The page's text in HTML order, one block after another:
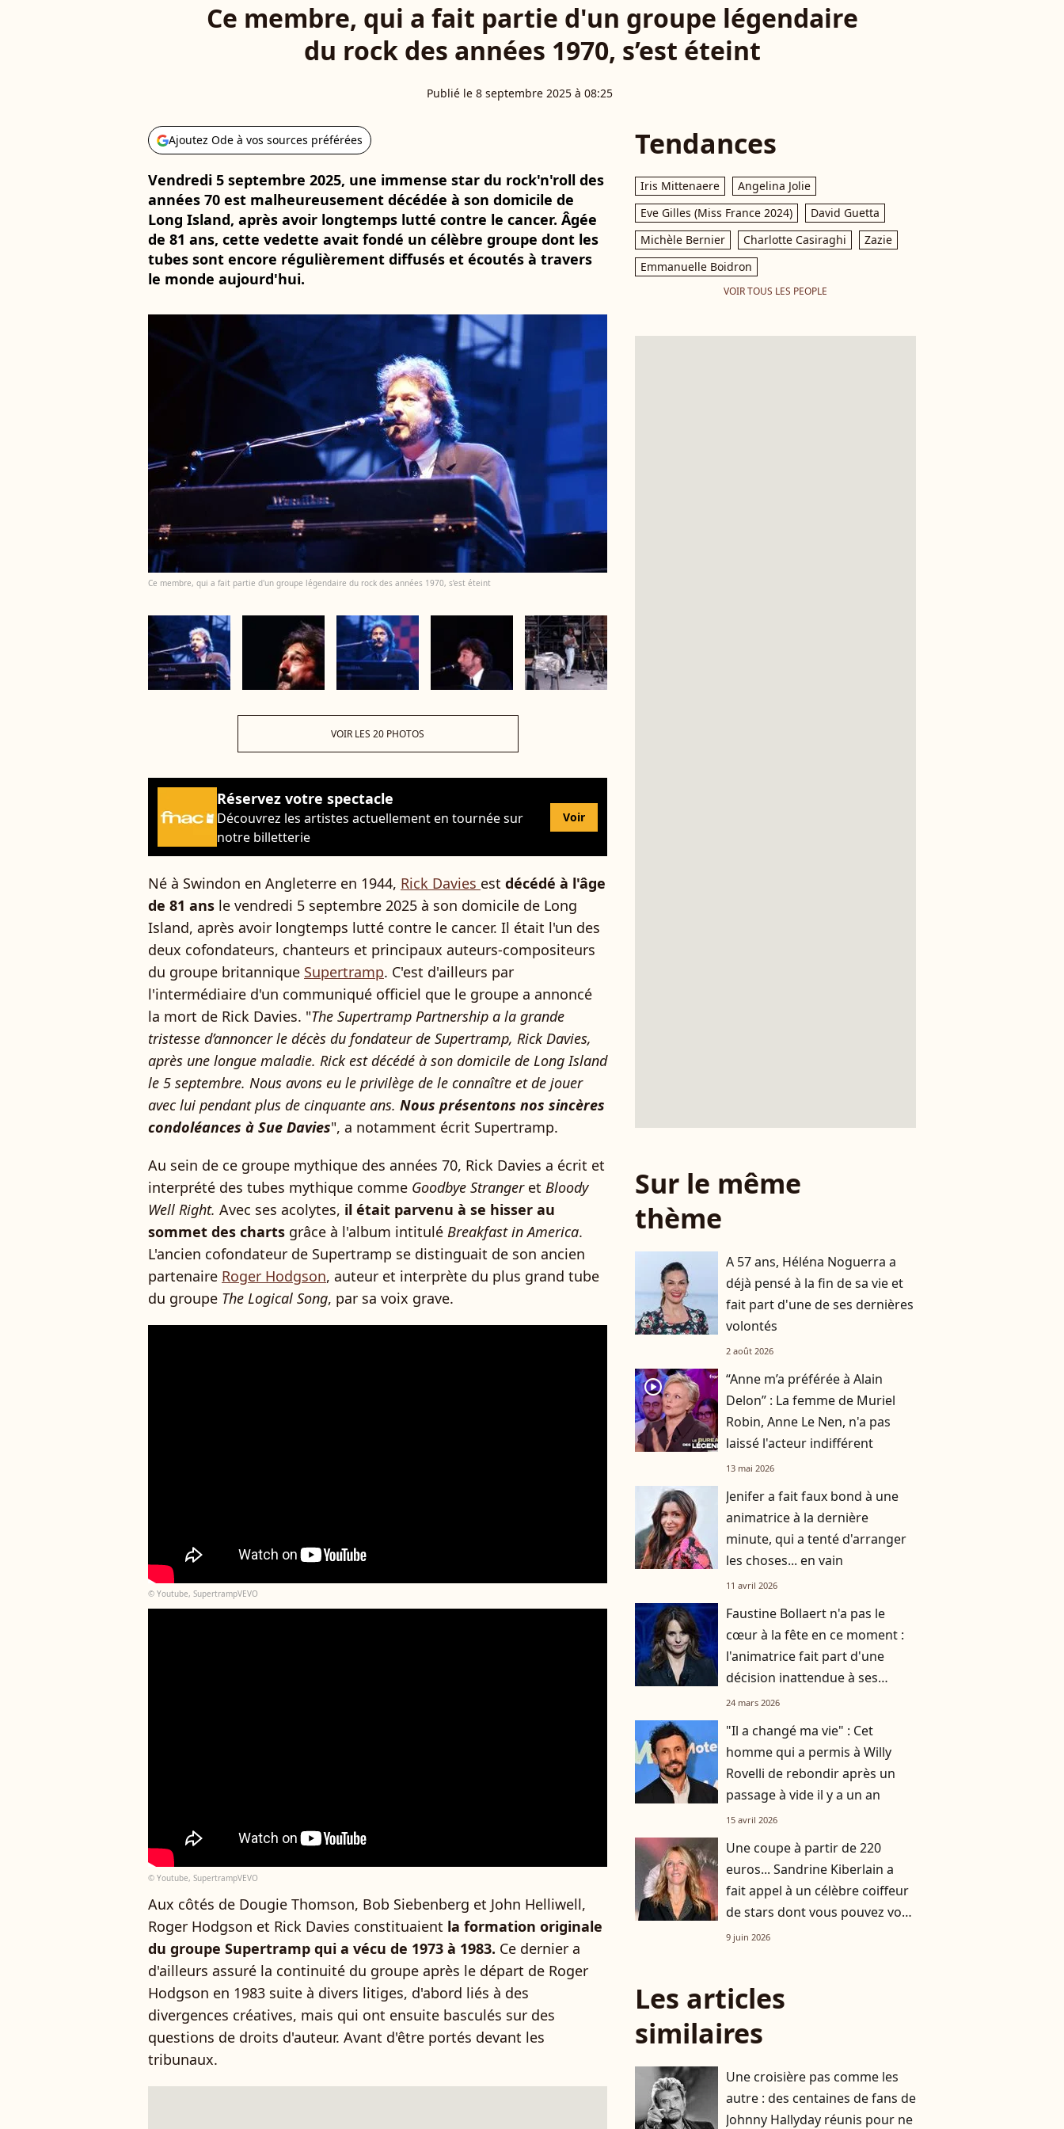
Ce membre, qui a fait partie d'un groupe légendaire
du rock des années 1970, s’est éteint
Publié le 8 septembre 2025 à 08:25
Ajoutez Ode à vos sources préférées
Vendredi 5 septembre 2025, une immense star du rock'n'roll des
années 70 est malheureusement décédée à son domicile de
Long Island, après avoir longtemps lutté contre le cancer. Âgée
de 81 ans, cette vedette avait fondé un célèbre groupe dont les
tubes sont encore régulièrement diffusés et écoutés à travers
le monde aujourd'hui.
Ce membre, qui a fait partie d'un groupe légendaire du rock des années 1970, s’est éteint
VOIR LES 20 PHOTOS
Réservez votre spectacle
Découvrez les artistes actuellement en tournée sur
notre billetterie
Voir
Né à Swindon en Angleterre en 1944, Rick Davies est décédé à l'âge
de 81 ans le vendredi 5 septembre 2025 à son domicile de Long
Island, après avoir longtemps lutté contre le cancer. Il était l'un des
deux cofondateurs, chanteurs et principaux auteurs-compositeurs
du groupe britannique Supertramp. C'est d'ailleurs par
l'intermédiaire d'un communiqué officiel que le groupe a annoncé
la mort de Rick Davies. "The Supertramp Partnership a la grande
tristesse d’annoncer le décès du fondateur de Supertramp, Rick Davies,
après une longue maladie. Rick est décédé à son domicile de Long Island
le 5 septembre. Nous avons eu le privilège de le connaître et de jouer
avec lui pendant plus de cinquante ans. Nous présentons nos sincères
condoléances à Sue Davies", a notamment écrit Supertramp.
Au sein de ce groupe mythique des années 70, Rick Davies a écrit et
interprété des tubes mythique comme Goodbye Strangeret Bloody
Well Right. Avec ses acolytes, il était parvenu à se hisser au
sommet des charts grâce à l'album intitulé Breakfast in America.
L'ancien cofondateur de Supertramp se distinguait de son ancien
partenaire Roger Hodgson, auteur et interprète du plus grand tube
du groupe The Logical Song, par sa voix grave.
© Youtube, SupertrampVEVO
© Youtube, SupertrampVEVO
Aux côtés de Dougie Thomson, Bob Siebenberg et John Helliwell,
Roger Hodgson et Rick Davies constituaient la formation originale
du groupe Supertramp qui a vécu de 1973 à 1983. Ce dernier a
d'ailleurs assuré la continuité du groupe après le départ de Roger
Hodgson en 1983 suite à divers litiges, d'abord liés à des
divergences créatives, mais qui ont ensuite basculés sur des
questions de droits d'auteur. Avant d'être portés devant les
tribunaux.
Tendances
Iris Mittenaere
Angelina Jolie
Eve Gilles (Miss France 2024)
David Guetta
Michèle Bernier
Charlotte Casiraghi
Zazie
Emmanuelle Boidron
VOIR TOUS LES PEOPLE
Sur le même
thème
A 57 ans, Héléna Noguerra a
déjà pensé à la fin de sa vie et
fait part d'une de ses dernières
volontés
2 août 2026
player2
“Anne m’a préférée à Alain
Delon” : La femme de Muriel
Robin, Anne Le Nen, n'a pas
laissé l'acteur indifférent
13 mai 2026
Jenifer a fait faux bond à une
animatrice à la dernière
minute, qui a tenté d'arranger
les choses... en vain
11 avril 2026
Faustine Bollaert n'a pas le
cœur à la fête en ce moment :
l'animatrice fait part d'une
décision inattendue à ses
abonnés sur les réseaux
24 mars 2026
"Il a changé ma vie" : Cet
homme qui a permis à Willy
Rovelli de rebondir après un
passage à vide il y a un an
15 avril 2026
Une coupe à partir de 220
euros... Sandrine Kiberlain a
fait appel à un célèbre coiffeur
de stars dont vous pouvez vous
offrir les services !
9 juin 2026
Les articles
similaires
Une croisière pas comme les
autre : des centaines de fans de
Johnny Hallyday réunis pour ne